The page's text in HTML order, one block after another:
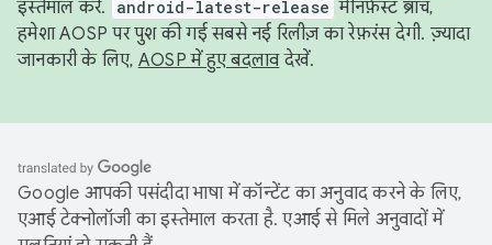
इस्तेमाल करें.
android-latest-release मेनिफ़ेस्ट ब्रांच,
हमेशा AOSP पर पुश की गई सबसे नई रिलीज़ का रेफ़रंस देगी. ज़्यादा
जानकारी के लिए, AOSP में हुए बदलावदेखें.
Google आपकी पसंदीदा भाषा में कॉन्टेंट का अनुवाद करने के लिए,
एआई टेक्नोलॉजी का इस्तेमाल करता है. एआई से मिले अनुवादों में